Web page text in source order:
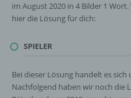
im August 2020 in 4 Bilder 1
hier die Lösung für dich:
SPIELER
Bei dieser Lösung handelt es
Nachfolgend haben wir noch die